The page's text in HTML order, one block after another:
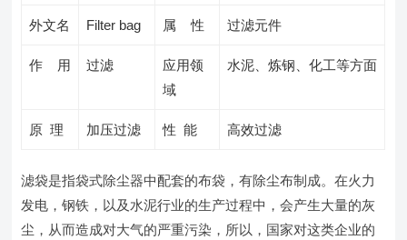
外文名 Filter bag 属 性 过滤元件
作 用 过滤
应用领
域
水泥、炼钢、化工等方面
原 理 加压过滤 性 能 高效过滤
滤袋是指袋式除尘器中配套的布袋，有除尘布制成。在火力
发电，钢铁，以及水泥行业的生产过程中，会产生大量的灰
尘，从而造成对大气的严重污染，所以，国家对这类企业的